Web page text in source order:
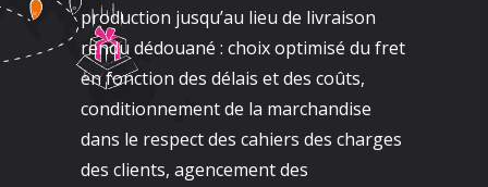
production jusqu’au lieu de livraison
rendu dédouané : choix optimisé du fret
en fonction des délais et des coûts,
conditionnement de la marchandise
dans le respect des cahiers des charges
des clients, agencement des